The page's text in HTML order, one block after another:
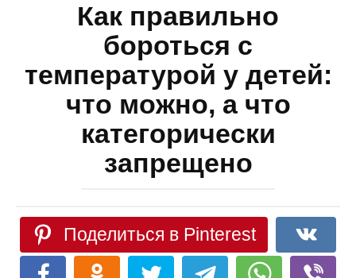
Как правильно
бороться с
температурой у детей:
что можно, а что
категорически
запрещено
Поделиться в Pinterest